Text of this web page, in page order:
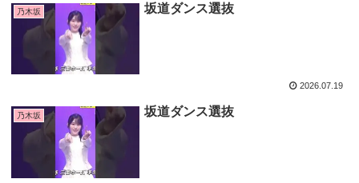
乃木坂 坂道ダンス選抜
2026.07.19
乃木坂 坂道ダンス選抜